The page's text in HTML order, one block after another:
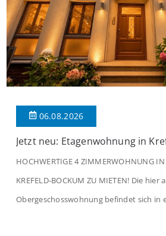
06.08.2026
Jetzt neu: Etagenwohnung in
HOCHWERTIGE 4 ZIMMERWOHNUNG IN
KREFELD-BOCKUM ZU MIETEN! Die hier
Obergeschosswohnung befindet sich in